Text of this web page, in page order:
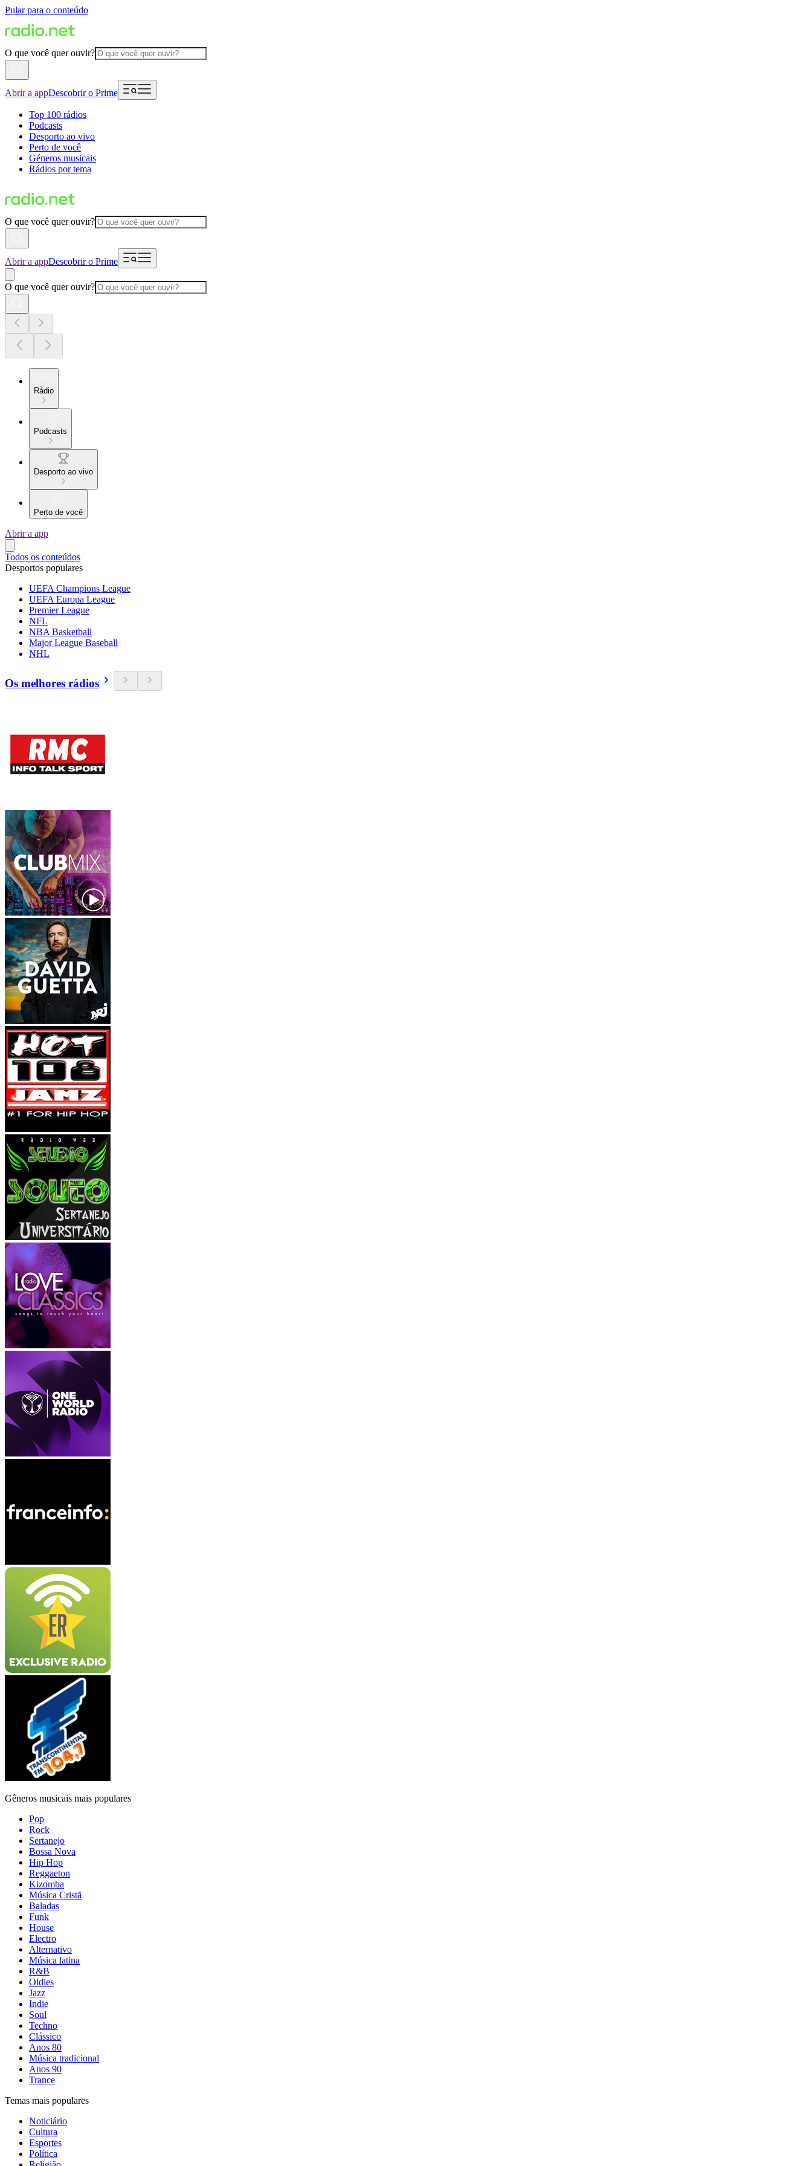
Pular para o conteúdo
O que você quer ouvir?
Abrir a appDescobrir o Prime
Top 100 rádios
Podcasts
Desporto ao vivo
Perto de você
Géneros musicais
Rádios por tema
O que você quer ouvir?
Abrir a appDescobrir o Prime
O que você quer ouvir?
Rádio
Podcasts
Desporto ao vivo
Perto de você
Abrir a app
Todos os conteúdos
Desportos populares
UEFA Champions League
UEFA Europa League
Premier League
NFL
NBA Basketball
Major League Baseball
NHL
Os melhores rádios
Gêneros musicais mais populares
Pop
Rock
Sertanejo
Bossa Nova
Hip Hop
Reggaeton
Kizomba
Música Cristã
Baladas
Funk
House
Electro
Alternativo
Música latina
R&B
Oldies
Jazz
Indie
Soul
Techno
Clássico
Anos 80
Música tradicional
Anos 90
Trance
Temas mais populares
Noticiário
Cultura
Esportes
Política